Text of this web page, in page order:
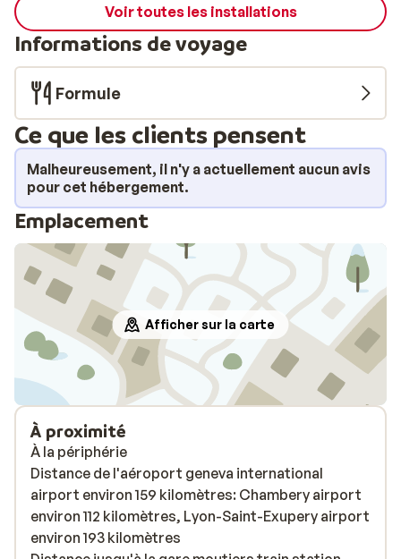
Grâce à son emplacement à la lisière du centre de Val
Thorens, vous êtes au calme tout en restant à
proximité de l’animation et des commodités.
Voir toutes les installations
Informations de voyage
Formule
Ce que les clients pensent
Malheureusement, il n'y a actuellement aucun avis
pour cet hébergement.
Emplacement
Afficher sur la carte
À proximité
À la périphérie
Distance de l'aéroport geneva international
airport environ 159 kilomètres: Chambery airport
environ 112 kilomètres, Lyon-Saint-Exupery airport
environ 193 kilomètres